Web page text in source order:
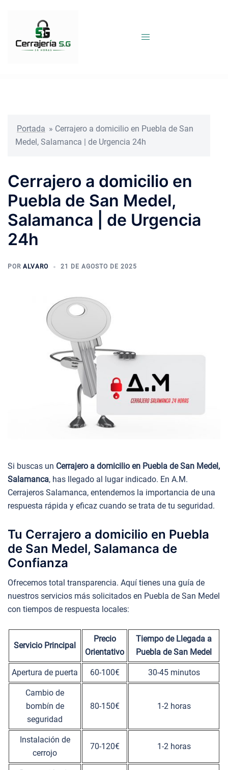
Portada » Cerrajero a domicilio en Puebla de San
Medel, Salamanca | de Urgencia 24h
Cerrajero a domicilio en
Puebla de San Medel,
Salamanca | de Urgencia
24h
POR ALVARO 21 DE AGOSTO DE 2025
Si buscas un Cerrajero a domicilio en Puebla de San Medel,
Salamanca, has llegado al lugar indicado. En A.M.
Cerrajeros Salamanca, entendemos la importancia de una
respuesta rápida y eficaz cuando se trata de tu seguridad.
Tu Cerrajero a domicilio en Puebla
de San Medel, Salamanca de
Confianza
Ofrecemos total transparencia. Aquí tienes una guía de
nuestros servicios más solicitados en Puebla de San Medel
con tiempos de respuesta locales:
Servicio Principal
Precio
Orientativo
Tiempo de Llegada a
Puebla de San Medel
Apertura de puerta 60-100€ 30-45 minutos
Cambio de
bombín de
seguridad
80-150€ 1-2 horas
Instalación de
cerrojo
70-120€ 1-2 horas